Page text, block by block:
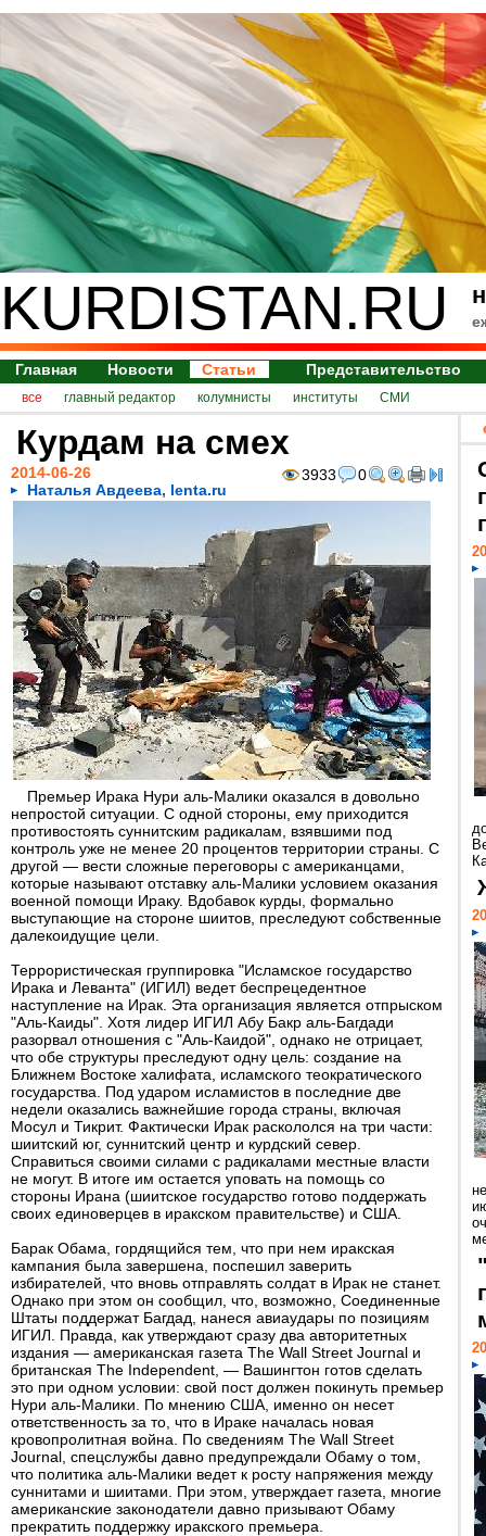
KURDISTAN.RU
Главная Новости Статьи Представительство
все главный редактор колумнисты институты СМИ
Курдам на смех
3933 0
2014-06-26
Наталья Авдеева, lenta.ru
Премьер Ирака Нури аль-Малики оказался в довольно
непростой ситуации. С одной стороны, ему приходится
противостоять суннитским радикалам, взявшими под
контроль уже не менее 20 процентов территории страны. С
другой — вести сложные переговоры с американцами,
которые называют отставку аль-Малики условием оказания
военной помощи Ираку. Вдобавок курды, формально
выступающие на стороне шиитов, преследуют собственные
далекоидущие цели.
Террористическая группировка "Исламское государство
Ирака и Леванта" (ИГИЛ) ведет беспрецедентное
наступление на Ирак. Эта организация является отпрыском
"Аль-Каиды". Хотя лидер ИГИЛ Абу Бакр аль-Багдади
разорвал отношения с "Аль-Каидой", однако не отрицает,
что обе структуры преследуют одну цель: создание на
Ближнем Востоке халифата, исламского теократического
государства. Под ударом исламистов в последние две
недели оказались важнейшие города страны, включая
Мосул и Тикрит. Фактически Ирак раскололся на три части:
шиитский юг, суннитский центр и курдский север.
Справиться своими силами с радикалами местные власти
не могут. В итоге им остается уповать на помощь со
стороны Ирана (шиитское государство готово поддержать
своих единоверцев в иракском правительстве) и США.
Барак Обама, гордящийся тем, что при нем иракская
кампания была завершена, поспешил заверить
избирателей, что вновь отправлять солдат в Ирак не станет.
Однако при этом он сообщил, что, возможно, Соединенные
Штаты поддержат Багдад, нанеся авиаудары по позициям
ИГИЛ. Правда, как утверждают сразу два авторитетных
издания — американская газета The Wall Street Journal и
британская The Independent, — Вашингтон готов сделать
это при одном условии: свой пост должен покинуть премьер
Нури аль-Малики. По мнению США, именно он несет
ответственность за то, что в Ираке началась новая
кровопролитная война. По сведениям The Wall Street
Journal, спецслужбы давно предупреждали Обаму о том,
что политика аль-Малики ведет к росту напряжения между
суннитами и шиитами. При этом, утверждает газета, многие
американские законодатели давно призывают Обаму
прекратить поддержку иракского премьера.